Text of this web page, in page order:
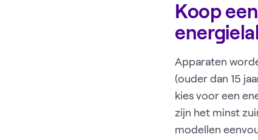
Koop
Apparaten
(ouder dan 15
kies voor een
zijn het minst
modellen